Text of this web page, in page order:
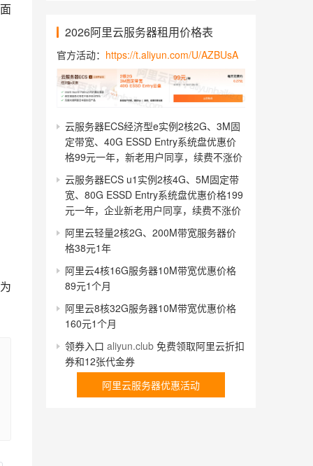
2026阿里云服务器租用价格表
官方活动： https://t.aliyun.com/U/AZBUsA
云服务器ECS经济型e实例2核2G、3M固
定带宽、40G ESSD Entry系统盘优惠价
格99元一年，新老用户同享，续费不涨价
云服务器ECS u1实例2核4G、5M固定带
宽、80G ESSD Entry系统盘优惠价格199
元一年，企业新老用户同享，续费不涨价
阿里云轻量2核2G、200M带宽服务器价
格38元1年
阿里云4核16G服务器10M带宽优惠价格
89元1个月
阿里云8核32G服务器10M带宽优惠价格
160元1个月
领券入口 aliyun.club 免费领取阿里云折扣
券和12张代金券
阿里云服务器优惠活动